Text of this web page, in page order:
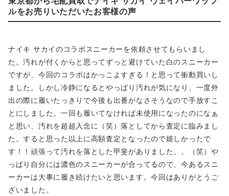
ルをお売りいただいたお客様の声
ナイキ サカイのコラボスニーカーを依頼させてもらいまし
た。汚れが付くからと思ってずっと避けていた白のスニーカー
ですが、今回のコラボはかっこよすぎる！と思って衝動買いし
ました。しかし冷静になるとやっぱり汚れが気になり、一度外
出の際に履いたっきりで今後も出番がなさそうなので手放すこ
とにしました。一回も履いてなければ未使用になったのになぁ
と思い、汚れを超超入念に（笑）落としてから査定に臨みまし
た。すると思った以上に高額査定となったので嬉しかったで
す！！頑張って汚れを落とした甲斐がありました。。（笑）や
っぱり自分には濃色のスニーカーが合ってるので、今あるスニ
ーカーは大事に履き続けたいと思います。今回はありがとうご
ざいました。